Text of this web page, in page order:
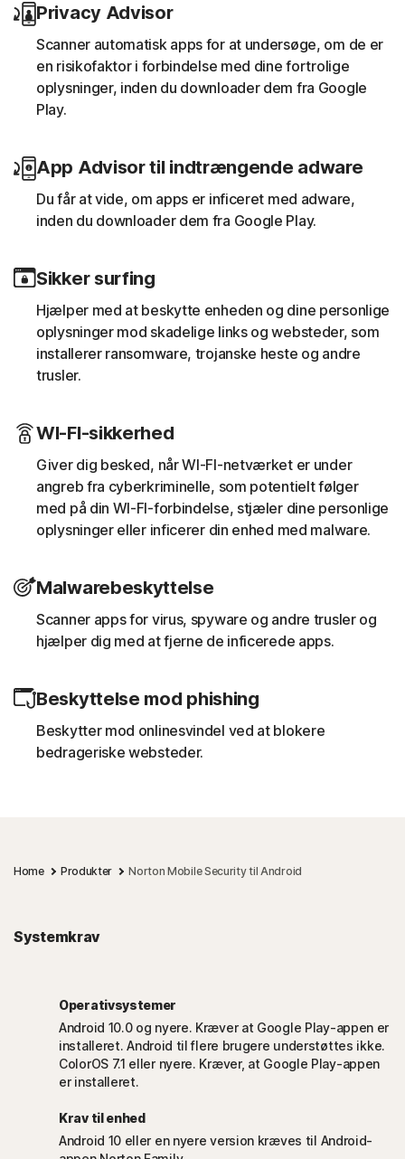
Privacy Advisor
Scanner automatisk apps for at undersøge, om de er
en risikofaktor i forbindelse med dine fortrolige
oplysninger, inden du downloader dem fra Google
Play.
App Advisor til indtrængende adware
Du får at vide, om apps er inficeret med adware,
inden du downloader dem fra Google Play.
Sikker surfing
Hjælper med at beskytte enheden og dine personlige
oplysninger mod skadelige links og websteder, som
installerer ransomware, trojanske heste og andre
trusler.
WI-FI-sikkerhed
Giver dig besked, når WI-FI-netværket er under
angreb fra cyberkriminelle, som potentielt følger
med på din WI-FI-forbindelse, stjæler dine personlige
oplysninger eller inficerer din enhed med malware.
Malwarebeskyttelse
Scanner apps for virus, spyware og andre trusler og
hjælper dig med at fjerne de inficerede apps.
Beskyttelse mod phishing
Beskytter mod onlinesvindel ved at blokere
bedrageriske websteder.
Home Produkter Norton Mobile Security til Android
Systemkrav
Operativsystemer
Android 10.0 og nyere. Kræver at Google Play-appen er
installeret. Android til flere brugere understøttes ikke.
ColorOS 7.1 eller nyere. Kræver, at Google Play-appen
er installeret.
Krav til enhed
Android 10 eller en nyere version kræves til Android-